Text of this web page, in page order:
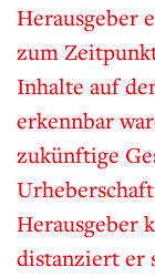
Herausgeber
zum
Inhalte auf
erkennbar
zukünftige
Herausgeber
distanziert er